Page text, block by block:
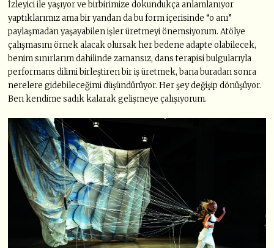
İzleyici ile yaşıyor ve birbirimize dokundukça anlamlanıyor
yaptıklarımız ama bir yandan da bu form içerisinde “o anı”
paylaşmadan yaşayabilen işler üretmeyi önemsiyorum. Atölye
çalışmasını örnek alacak olursak her bedene adapte olabilecek,
benim sınırlarım dahilinde zamansız, dans terapisi bulgularıyla
performans dilimi birleştiren bir iş üretmek, bana buradan sonra
nerelere gidebileceğimi düşündürüyor. Her şey değişip dönüşüyor.
Ben kendime sadık kalarak gelişmeye çalışıyorum.